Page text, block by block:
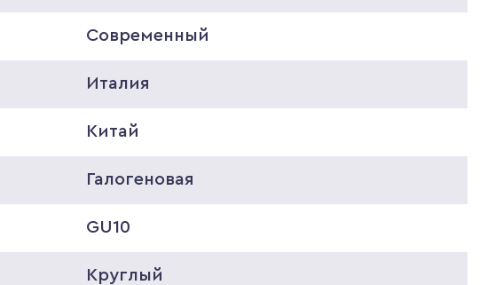
Современный
Италия
Китай
Галогеновая
GU10
Круглый